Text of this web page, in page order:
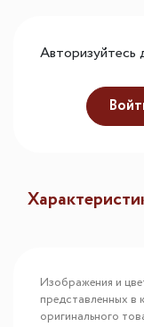
Авторизуйтесь
Изображения и
представленных в
оригинального